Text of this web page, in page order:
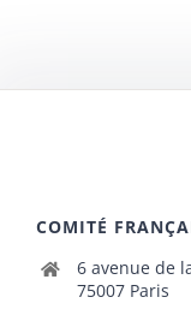
COMITÉ
6 avenue de
75007 Paris